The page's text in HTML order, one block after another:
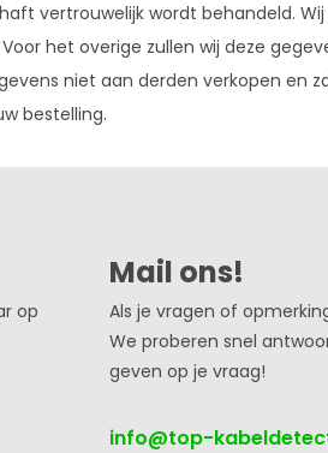
vertrouwelijk wordt behandeld.
het overige zullen wij deze
niet aan derden verkopen en
bestelling.
op
Mail ons!
Als je vragen of
We proberen snel
geven op je vraag!
info@top-